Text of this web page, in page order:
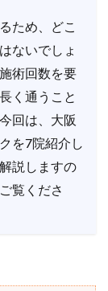
ため、どこ
ないでしょ
術回数を要
く通うこと
回は、大阪
を7院紹介し
説しますの
覧くださ